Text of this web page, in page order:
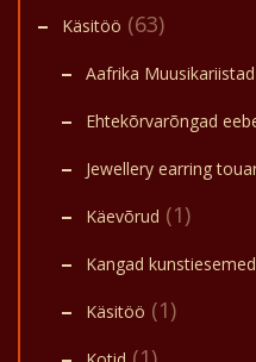
Käsitöö (63)
Aafrika
Ehtekõrvarõngad
Jewellery earring
Käevõrud (1)
Kangad kunstiesemed
Käsitöö (1)